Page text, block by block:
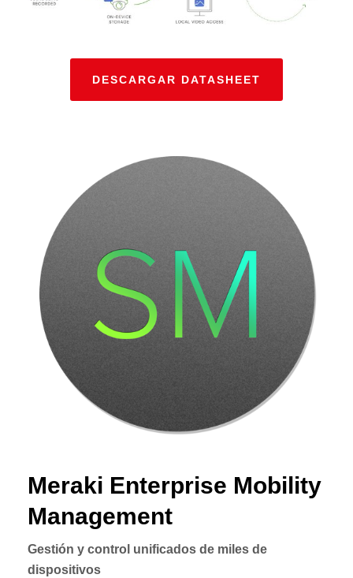
DESCARGAR DATASHEET
Meraki Enterprise Mobility
Management
Gestión y control unificados de miles de
dispositivos